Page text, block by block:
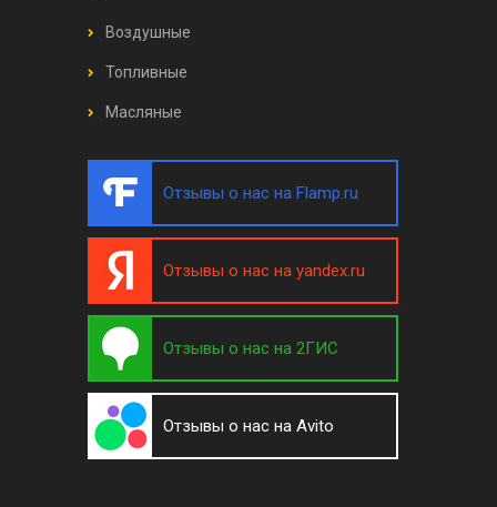
Воздушные
Топливные
Масляные
Отзывы о нас на Flamp.ru
Отзывы о нас на yandex.ru
Отзывы о нас на 2ГИС
Отзывы о нас на Avito